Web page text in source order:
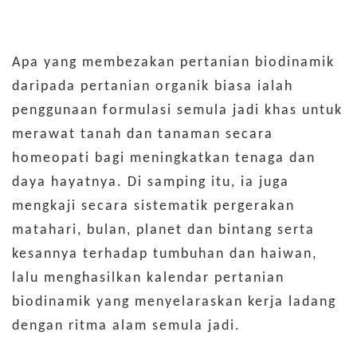
Apa yang membezakan pertanian biodinamik
daripada pertanian organik biasa ialah
penggunaan formulasi semula jadi khas untuk
merawat tanah dan tanaman secara
homeopati bagi meningkatkan tenaga dan
daya hayatnya. Di samping itu, ia juga
mengkaji secara sistematik pergerakan
matahari, bulan, planet dan bintang serta
kesannya terhadap tumbuhan dan haiwan,
lalu menghasilkan kalendar pertanian
biodinamik yang menyelaraskan kerja ladang
dengan ritma alam semula jadi.